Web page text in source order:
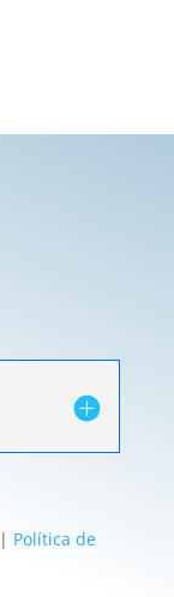
| Política de